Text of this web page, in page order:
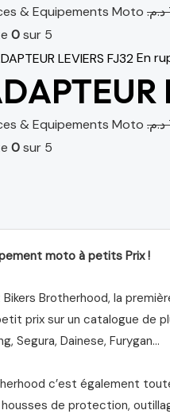
& Equipements Moto د.م.
0sur 5
En
& Equipements Moto د.م.
0sur 5
moto à petits Prix !
Brotherhood, la
prix sur un catalogue de
Segura, Dainese, Furygan…
c’est également
de protection,